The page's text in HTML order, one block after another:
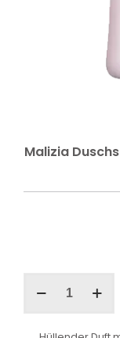
Malizia
Duschschaum